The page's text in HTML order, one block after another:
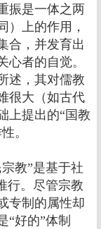
振是一体之两
）上的作用，
合，并发育出
者的自觉。
述，其对儒教
很大（如古代
上提出的“国教
。
教”是基于社
行。尽管宗教
专制的属性却
“好的”体制